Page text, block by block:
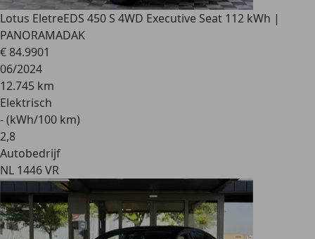
Lotus EletreEDS 450 S 4WD Executive Seat 112 kWh |
PANORAMADAK
€ 84.9901
06/2024
12.745 km
Elektrisch
- (kWh/100 km)
2,8
Autobedrijf
NL 1446 VR